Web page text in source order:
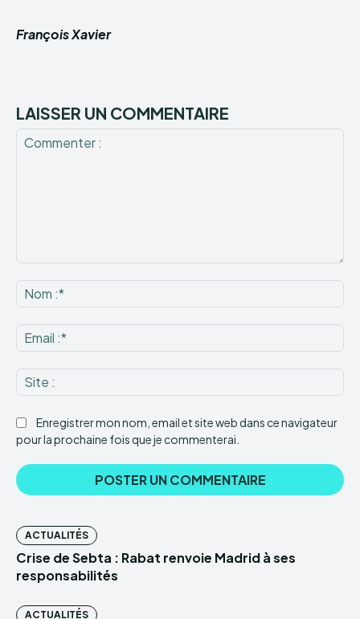
François Xavier
LAISSER UN COMMENTAIRE
:*
:*
:
Enregistrer mon nom, email et site web dans ce navigateur
pour la prochaine fois que je commenterai.
ACTUALITÉS
Crise de Sebta : Rabat renvoie Madrid à ses
responsabilités
ACTUALITÉS